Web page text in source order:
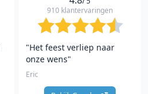
910 klantervaringen
"Het feest verliep naar
onze wens"
Eric